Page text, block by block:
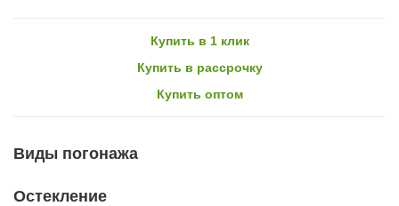
Купить в 1 клик
Купить в рассрочку
Купить оптом
Виды погонажа
Остекление